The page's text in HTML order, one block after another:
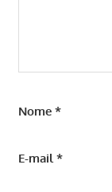
Nome *
E-mail*